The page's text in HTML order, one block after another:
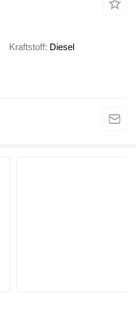
Kraftstoff Diesel